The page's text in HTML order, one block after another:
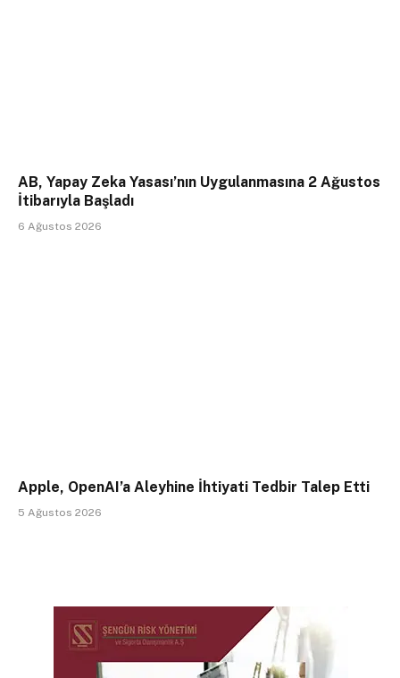
AB, Yapay Zeka Yasası’nın Uygulanmasına 2 Ağustos
İtibarıyla Başladı
6 Ağustos 2026
Apple, OpenAI’a Aleyhine İhtiyati Tedbir Talep Etti
5 Ağustos 2026